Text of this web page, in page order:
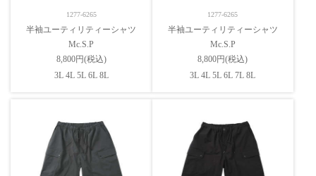
1277-6265
半袖ユーティリティーシャツ
Mc.S.P
8,800円(税込)
3L 4L 5L 6L 8L
1277-6265
半袖ユーティリティーシャツ
Mc.S.P
8,800円(税込)
3L 4L 5L 6L 7L 8L